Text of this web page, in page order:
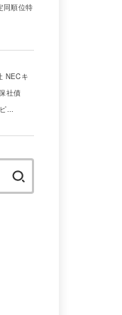
同順位特
NECキ
社債
...